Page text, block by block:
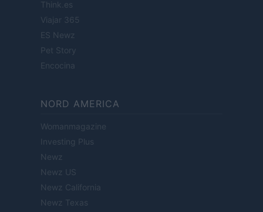
Think.es
Viajar 365
ES Newz
Pet Story
Encocina
NORD AMERICA
Womanmagazine
Investing Plus
Newz
Newz US
Newz California
Newz Texas